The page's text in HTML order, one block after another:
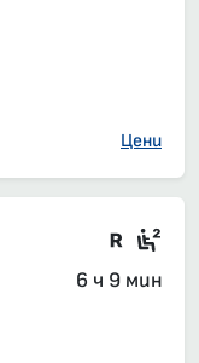
Цени
Влак
6 ч 9 мин